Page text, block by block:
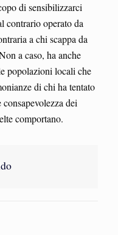
di sensibilizzarci
contrario operato da
a chi scappa da
a caso, ha anche
popolazioni locali che
di chi ha tentato
dei
comportano.